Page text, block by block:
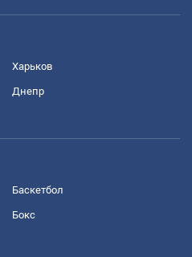
Харьков
Днепр
Баскетбол
Бокс